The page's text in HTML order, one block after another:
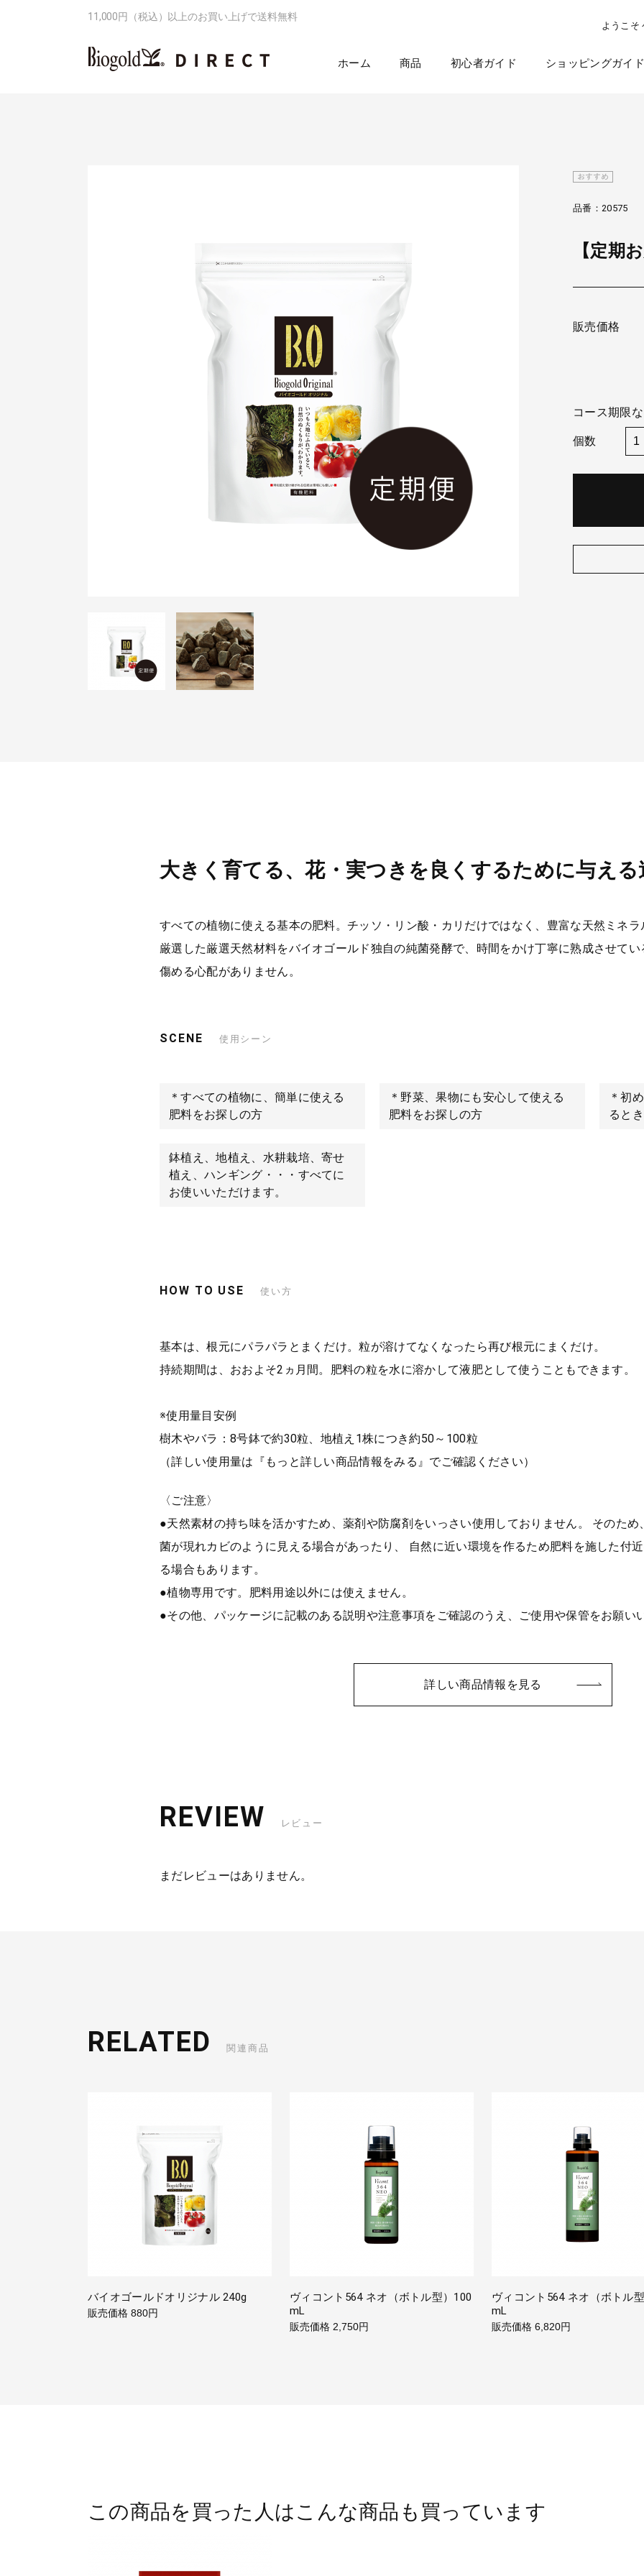
11,000円（税込）以上のお買い上げで送料無料
ようこそ
ホーム 商品 初心者ガイド ショッピングガイド
品番：20575
【定期
販売価格
コース期限
個数
大きく育てる、花・実つきを良くするために与える
すべての植物に使える基本の肥料。チッソ・リン酸・カリだけではなく、豊富な天然ミネラ
厳選した厳選天然材料をバイオゴールド独自の純菌発酵で、時間をかけ丁寧に熟成させて
傷める心配がありません。
SCENE 使用シーン
＊すべての植物に、簡単に使える
肥料をお探しの方
＊野菜、果物にも安心して使える
肥料をお探しの方
＊初
るとき
鉢植え、地植え、水耕栽培、寄せ
植え、ハンギング・・・すべてに
お使いいただけます。
HOW TO USE 使い方
基本は、根元にパラパラとまくだけ。粒が溶けてなくなったら再び根元にまくだけ。
持続期間は、おおよそ2ヵ月間。肥料の粒を水に溶かして液肥として使うこともできます。
※使用量目安例
樹木やバラ：8号鉢で約30粒、地植え1株につき約50～100粒
（詳しい使用量は『もっと詳しい商品情報をみる』でご確認ください）
〈ご注意〉
●天然素材の持ち味を活かすため、薬剤や防腐剤をいっさい使用しておりません。 そのた
菌が現れカビのように見える場合があったり、 自然に近い環境を作るため肥料を施した付
る場合もあります。
●植物専用です。肥料用途以外には使えません。
●その他、パッケージに記載のある説明や注意事項をご確認のうえ、ご使用や保管をお願い
詳しい商品情報を見る
REVIEW レビュー
まだレビューはありません。
RELATED 関連商品
バイオゴールドオリジナル 240g
販売価格 880円
ヴィコント564 ネオ（ボトル型）100
mL
販売価格 2,750円
ヴィコント564 ネオ（ボトル
mL
販売価格 6,820円
この商品を買った人はこんな商品も買っています